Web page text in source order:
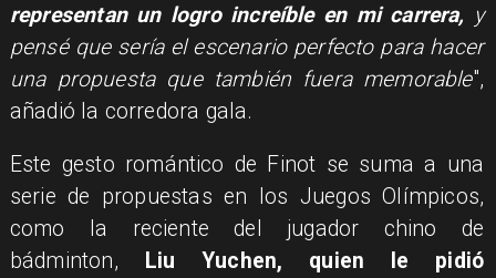
representan un logro increíble en mi carrera, y
pensé que sería el escenario perfecto para hacer
una propuesta que también fuera memorable",
añadió la corredora gala.
Este gesto romántico de Finot se suma a una
serie de propuestas en los Juegos Olímpicos,
como la reciente del jugador chino de
bádminton,
Liu Yuchen, quien le pidió